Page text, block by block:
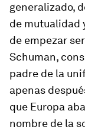
generalizado,
de mutualidad
de empezar
Schuman,
padre de la
apenas
que Europa
nombre de la